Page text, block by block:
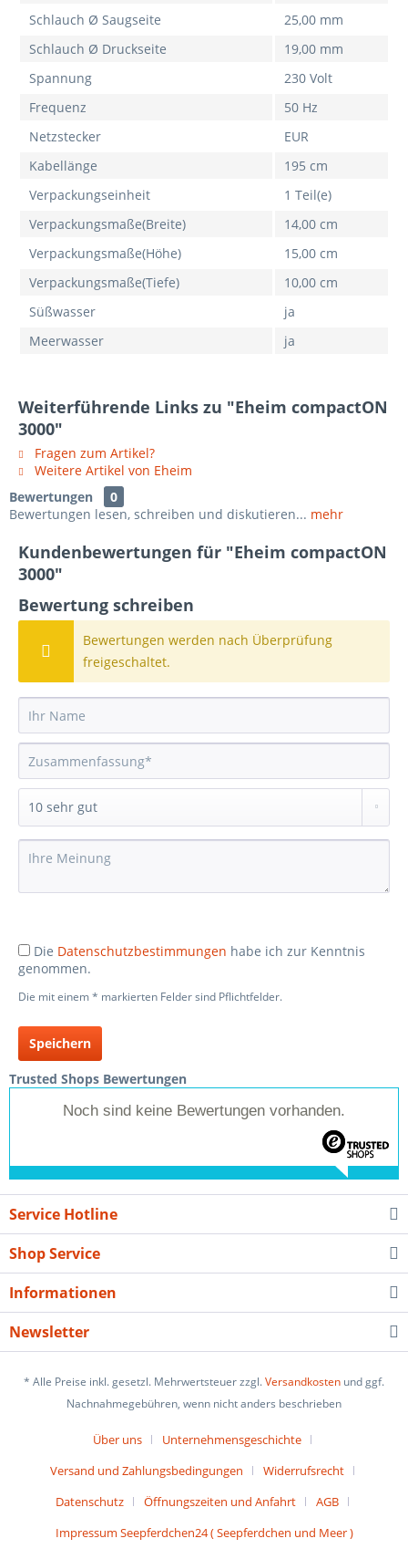
Schlauch Ø Saugseite
25,00 mm
Schlauch Ø Druckseite
19,00 mm
Spannung
230 Volt
Frequenz
50 Hz
Netzstecker
EUR
Kabellänge
195 cm
Verpackungseinheit
1 Teil(e)
Verpackungsmaße(Breite)
14,00 cm
Verpackungsmaße(Höhe)
15,00 cm
Verpackungsmaße(Tiefe)
10,00 cm
Süßwasser
ja
Meerwasser
ja
Weiterführende Links zu "Eheim compactON
3000"
Fragen zum Artikel?
Weitere Artikel von Eheim
Bewertungen
0
Bewertungen lesen, schreiben und diskutieren... mehr
Kundenbewertungen für "Eheim compactON
3000"
Bewertung schreiben
Bewertungen werden nach Überprüfung
freigeschaltet.
Die Datenschutzbestimmungen habe ich zur Kenntnis
genommen.
Die mit einem * markierten Felder sind Pflichtfelder.
Speichern
Trusted Shops Bewertungen
Noch sind keine Bewertungen vorhanden.
Service Hotline
Shop Service
Informationen
Newsletter
* Alle Preise inkl. gesetzl. Mehrwertsteuer zzgl.Versandkosten und ggf.
Nachnahmegebühren, wenn nicht anders beschrieben
Über uns
Unternehmensgeschichte
Versand und Zahlungsbedingungen
Widerrufsrecht
Datenschutz
Öffnungszeiten und Anfahrt
AGB
Impressum Seepferdchen24 ( Seepferdchen und Meer )